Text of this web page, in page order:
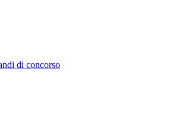
di concorso